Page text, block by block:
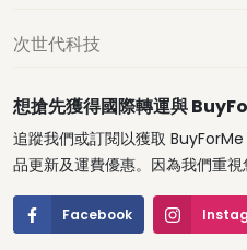
次世代科技
想搶先獲得國際轉運與
追蹤我們或訂閱以獲取
品更新及運費優惠。因為我們重視
Facebook